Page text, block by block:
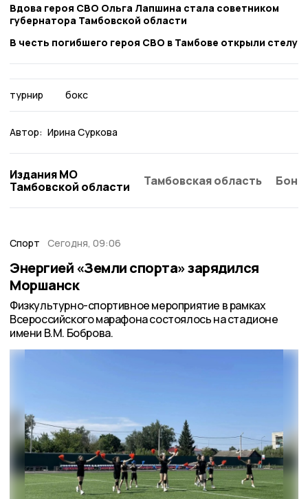
Вдова героя СВО Ольга Лапшина стала советником
губернатора Тамбовской области
В честь погибшего героя СВО в Тамбове открыли стелу
турнир бокс
Автор: Ирина Суркова
Издания МО
Тамбовской области
Тамбовская область
Спорт Сегодня, 09:06
Энергией «Земли спорта» зарядился
Моршанск
Физкультурно-спортивное мероприятие в рамках
Всероссийского марафона состоялось на стадионе
имени В.М. Боброва.